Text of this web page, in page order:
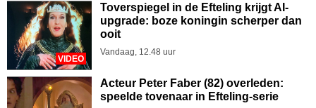
VIDEO
Toverspiegel in de Efteling krijgt AI-
upgrade: boze koningin scherper dan
ooit
Vandaag, 12.48 uur
Acteur Peter Faber (82) overleden:
speelde tovenaar in Efteling-serie